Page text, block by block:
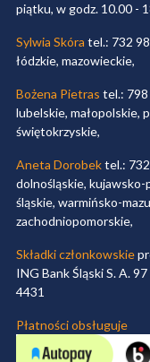
piątku, w godz. 10.00 -
Sylwia Skóra tel.: 732
łódzkie, mazowieckie,
Bożena Pietras tel.:
lubelskie, małopolskie,
świętokrzyskie,
Aneta Dorobektel.:
dolnośląskie,
śląskie, warmińsko-
zachodniopomorskie,
Składki członkowskie
ING Bank Śląski S. A.
4431
Płatności obsługuje